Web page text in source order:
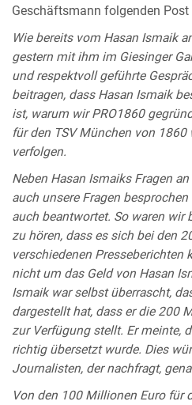
Geschäftsmann folgenden
Wie bereits vom Hasan Ismaik
gestern mit ihm im Giesinger
und respektvoll geführte
beitragen, dass Hasan Ismaik
ist, warum wir PRO1860
für den TSV München von
verfolgen.
Neben Hasan Ismaiks Fragen
auch unsere Fragen
auch beantwortet. So waren wir
zu hören, dass es sich bei den
verschiedenen Presseberichten
nicht um das Geld von Hasan
Ismaik war selbst überrascht,
dargestellt hat, dass er die 200
zur Verfügung stellt. Er meinte,
richtig übersetzt wurde. Dies
Journalisten, der nachfragt,
Von den 100 Millionen Euro für